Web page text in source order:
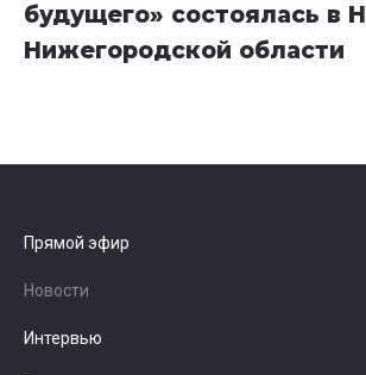
будущего» состоялась в
Нижегородской области
Прямой эфир
Новости
Интервью